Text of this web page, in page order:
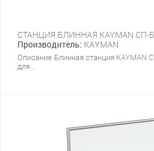
СТАНЦИЯ БЛИННАЯ KAYMAN СП-
Производитель: KAYMAN
Описание Блинная станция KAYMAN
для...